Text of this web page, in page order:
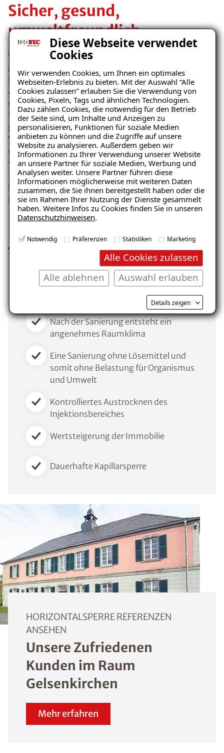
Diese Webseite verwendet
Cookies
Wir verwenden Cookies, um Ihnen ein optimales
Webseiten-Erlebnis zu bieten. Mit der Auswahl “Alle
Cookies zulassen” erlauben Sie die Verwendung von
Cookies, Pixeln, Tags und ähnlichen Technologien.
Dazu zählen Cookies, die notwendig für den Betrieb
der Seite sind, um Inhalte und Anzeigen zu
personalisieren, Funktionen für soziale Medien
anbieten zu können und die Zugriffe auf unsere
Website zu analysieren. Außerdem geben wir
Informationen zu Ihrer Verwendung unserer Website
an unsere Partner für soziale Medien, Werbung und
Analysen weiter. Unsere Partner führen diese
Informationen möglicherweise mit weiteren Daten
zusammen, die Sie ihnen bereitgestellt haben oder die
sie im Rahmen Ihrer Nutzung der Dienste gesammelt
haben. Weitere Infos zu Cookies finden Sie in unseren
Datenschutzhinweisen.
Notwendig Präferenzen Statistiken Marketing
Alle Cookies zulassen
Auswahl erlauben
Alle ablehnen
Details zeigen
Sicher, gesund,
umweltfreundlich
Unser ISOTEC-Spezialparaffin ist ein spezielles Wachs,
ganz ähnlich dem Paraffin, das auch in der
Lebensmittelindustrie eingesetzt wird, wo strengste
Auflagen gelten. Anders als bei einer Sanierung mit
chemisch flüchtigen Bestandteilen ist unser
Spezialparaffin besonders umweltfreundlich und
gesundheitlich unbedenklich und kann im
Wohnbereich problemlos eingesetzt werden. Paraffin
(parum affinis) bedeutet chemisch inaktiv. Das bringt
viele Vorteile mit sich und grenzt den Injektionsstoff
ISOTEC-Spezialparaffin als nachträgliche
Horizontalsperre deutlich von anderen am Markt
befindlichen Injektionsstoffen ab.
Ihre Vorteile im Überblick
Sicherer Sanierungserfolg, ganz
unabhängig von der Durchfeuchtung
Nach der Sanierung entsteht ein
angenehmes Raumklima
Eine Sanierung ohne Lösemittel und
somit ohne Belastung für Organismus
und Umwelt
Kontrolliertes Austrocknen des
Injektionsbereiches
Wertsteigerung der Immobilie
Dauerhafte Kapillarsperre
HORIZONTALSPERRE REFERENZEN
ANSEHEN
Unsere Zufriedenen
Kunden im Raum
Gelsenkirchen
Mehr erfahren
Ratgeber „Sofort-Tipps gegen
Feuchtigkeit“
– jetzt kostenlos erhalten!
Kostenlosen Ratgeber anfordern
Voraussetzung für den Erhalt des kostenfreien
Ratgebers ist die Anmeldung zu unserem Newsletter.